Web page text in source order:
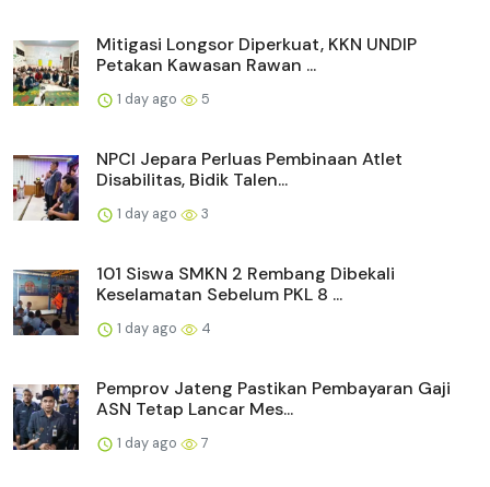
Mitigasi Longsor Diperkuat, KKN UNDIP
Petakan Kawasan Rawan ...
1 day ago 5
NPCI Jepara Perluas Pembinaan Atlet
Disabilitas, Bidik Talen...
1 day ago 3
101 Siswa SMKN 2 Rembang Dibekali
Keselamatan Sebelum PKL 8 ...
1 day ago 4
Pemprov Jateng Pastikan Pembayaran Gaji
ASN Tetap Lancar Mes...
1 day ago 7